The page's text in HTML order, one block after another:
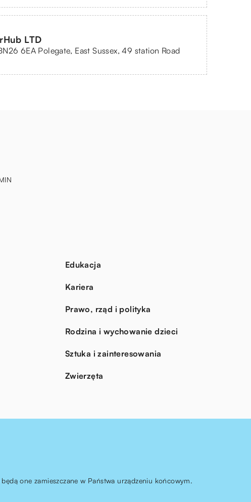
LTD
6EA Polegate, East Sussex, 49 station Road
Edukacja
Kariera
Prawo, rząd i polityka
Rodzina i wychowanie dzieci
Sztuka i zainteresowania
Zwierzęta
one zamieszczane w Państwa urządzeniu końcowym.